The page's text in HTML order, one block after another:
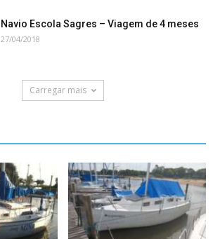
Navio Escola Sagres – Viagem de 4 meses
27/04/2018
Carregar mais